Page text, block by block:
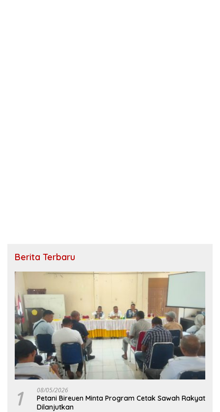
Berita Terbaru
1 08/05/2026
Petani Bireuen Minta Program Cetak Sawah Rakyat
Dilanjutkan